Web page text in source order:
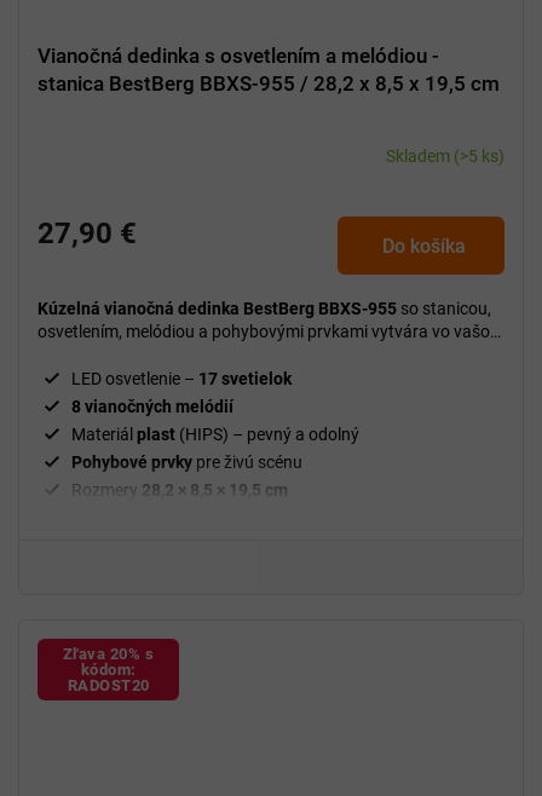
Vianočná dedinka s osvetlením a melódiou -
stanica BestBerg BBXS-955 / 28,2 x 8,5 x 19,5 cm
Skladem (>5 ks)
27,90 € Do košíka
Kúzelná vianočná dedinka BestBerg BBXS-955 so stanicou,
osvetlením, melódiou a pohybovými prvkami vytvára vo vašom
LED osvetlenie – 17 svetielok
8 vianočných melódií
Materiál plast (HIPS) – pevný a odolný
Pohybové prvky pre živú scénu
Rozmery 28,2 × 8,5 × 19,5 cm
Zľava 20% s
kódom:
RADOST20